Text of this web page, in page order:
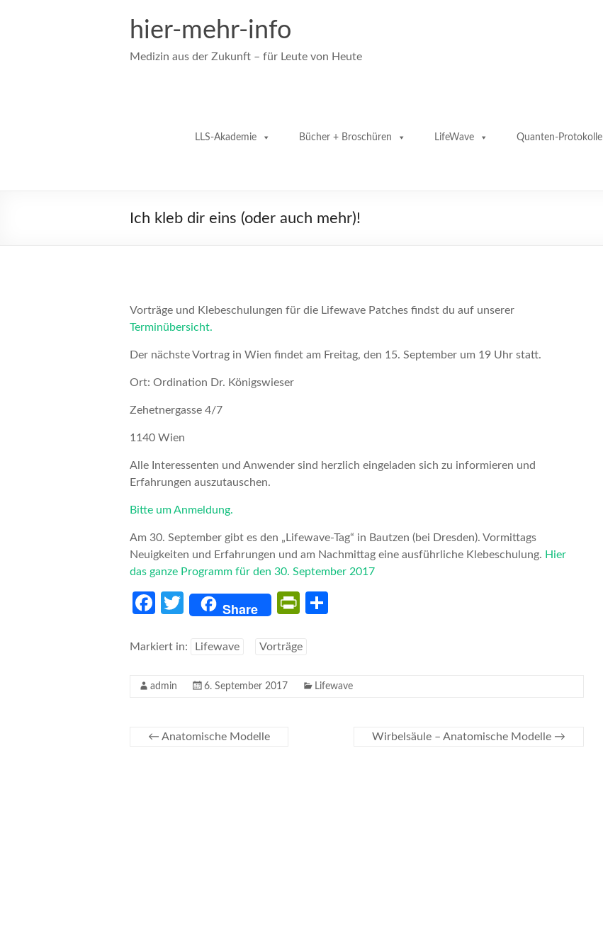
hier-mehr-info
Medizin aus der Zukunft – für Leute von Heute
LLS-Akademie Bücher + Broschüren LifeWave Quanten-Protokolle
Ich kleb dir eins (oder auch mehr)!
Vorträge und Klebeschulungen für die Lifewave Patches findst du auf unserer
Terminübersicht.
Der nächste Vortrag in Wien findet am Freitag, den 15. September um 19 Uhr statt.
Ort: Ordination Dr. Königswieser
Zehetnergasse 4/7
1140 Wien
Alle Interessenten und Anwender sind herzlich eingeladen sich zu informieren und
Erfahrungen auszutauschen.
Bitte um Anmeldung.
Am 30. September gibt es den „Lifewave-Tag“ in Bautzen (bei Dresden). Vormittags
Neuigkeiten und Erfahrungen und am Nachmittag eine ausführliche Klebeschulung. Hier
das ganze Programm für den 30. September 2017
Fa
b
o
T
itt
Share
Pr
tF
e
Markiert in: Lifewave Vorträge
admin 6. September 2017 Lifewave
← Anatomische Modelle Wirbelsäule – Anatomische Modelle →